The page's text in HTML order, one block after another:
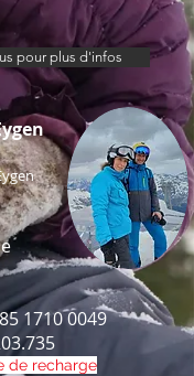
pour plus d'infos
1710 0049
3.735
de recharge